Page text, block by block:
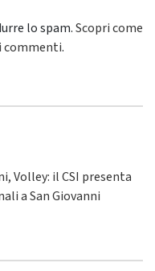
lo spam.Scopri come
commenti.
Volley: il CSI presenta
a San Giovanni